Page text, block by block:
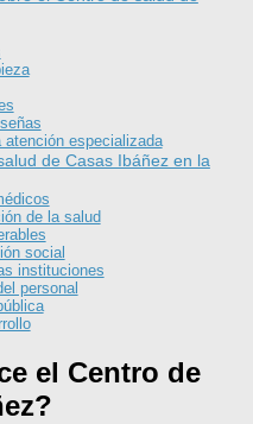
especializada
de Casas Ibáñez en la
de la salud
social
instituciones
personal
el Centro de